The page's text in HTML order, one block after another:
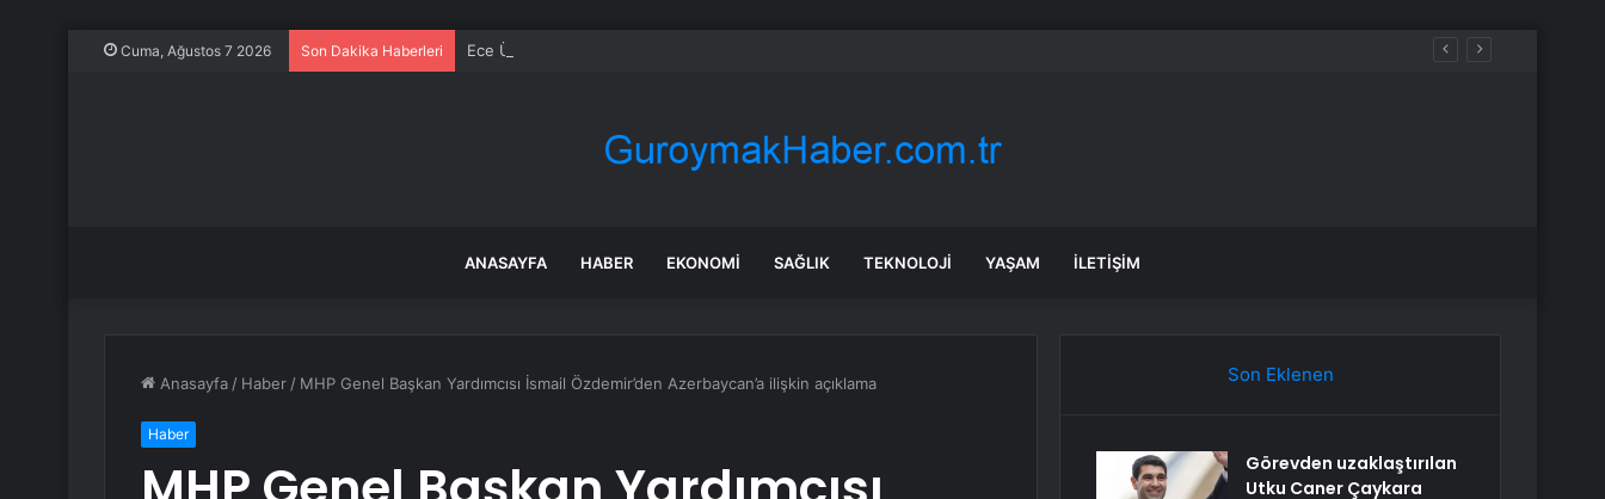
Cuma, Ağustos 7 2026 Son Dakika Haberleri Ece Üner, Gökhan Özoğuz, Öykü Serter’in savunmaları aynı
ANASAYFA HABER EKONOMI SAĞLIK TEKNOLOJI YAŞAM İLETIŞIM
Anasayfa / Haber / MHP Genel Başkan Yardımcısı İsmail Özdemir’den Azerbaycan’a ilişkin açıklama
Haber
Son Eklenen
Görevden uzaklaştırılan
Utku Caner Çaykara